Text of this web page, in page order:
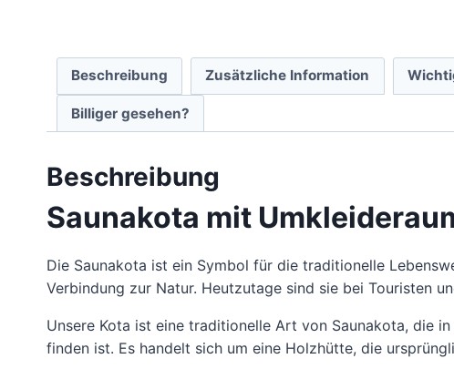
Beschreibung Zusätzliche Information
Billiger gesehen?
Beschreibung
Saunakota mit
Die Saunakota ist ein Symbol für die traditionelle
Verbindung zur Natur. Heutzutage sind sie bei Touristen
Unsere Kota ist eine traditionelle Art von Saunakota, die
finden ist. Es handelt sich um eine Holzhütte, die